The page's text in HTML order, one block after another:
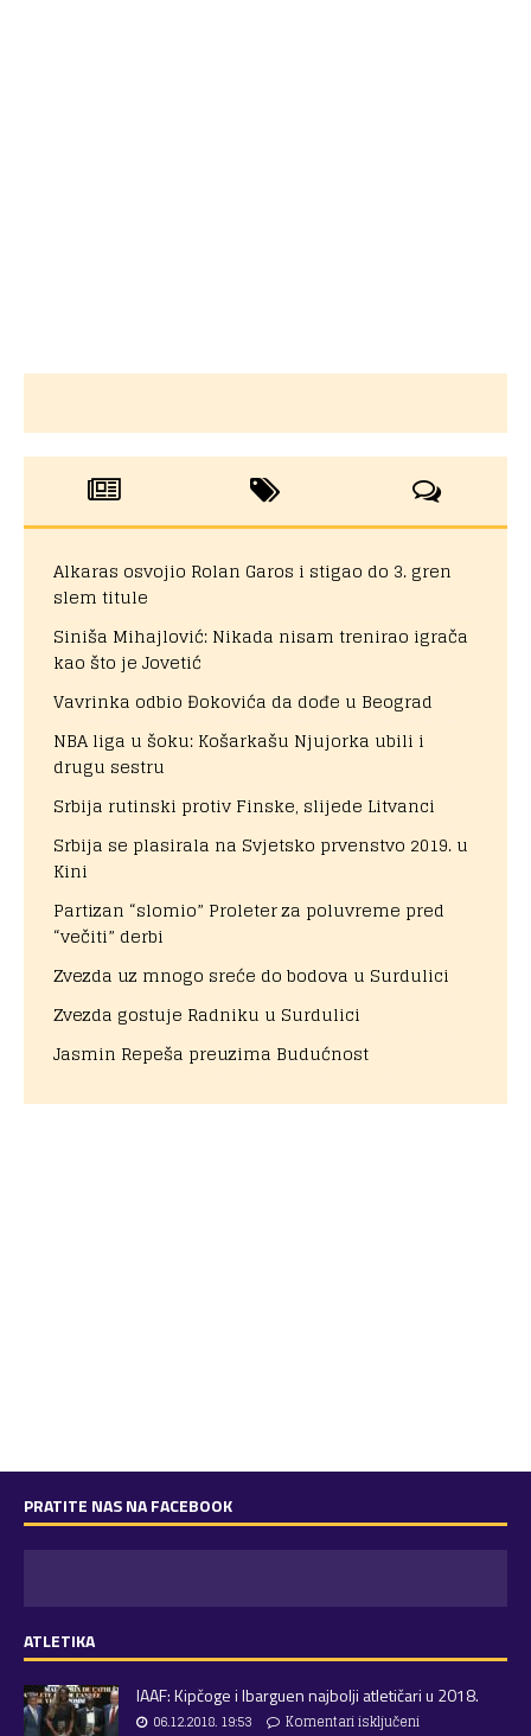
Alkaras osvojio Rolan Garos i stigao do 3. gren
slem titule
Siniša Mihajlović: Nikada nisam trenirao igrača
kao što je Jovetić
Vavrinka odbio Đokovića da dođe u Beograd
NBA liga u šoku: Košarkašu Njujorka ubili i
drugu sestru
Srbija rutinski protiv Finske, slijede Litvanci
Srbija se plasirala na Svjetsko prvenstvo 2019. u
Kini
Partizan “slomio” Proleter za poluvreme pred
“večiti” derbi
Zvezda uz mnogo sreće do bodova u Surdulici
Zvezda gostuje Radniku u Surdulici
Jasmin Repeša preuzima Budućnost
PRATITE NAS NA FACEBOOK
ATLETIKA
IAAF: Kipčoge i Ibarguen najbolji atletičari u 2018.
06.12.2018. 19:53 Komentari isključeni